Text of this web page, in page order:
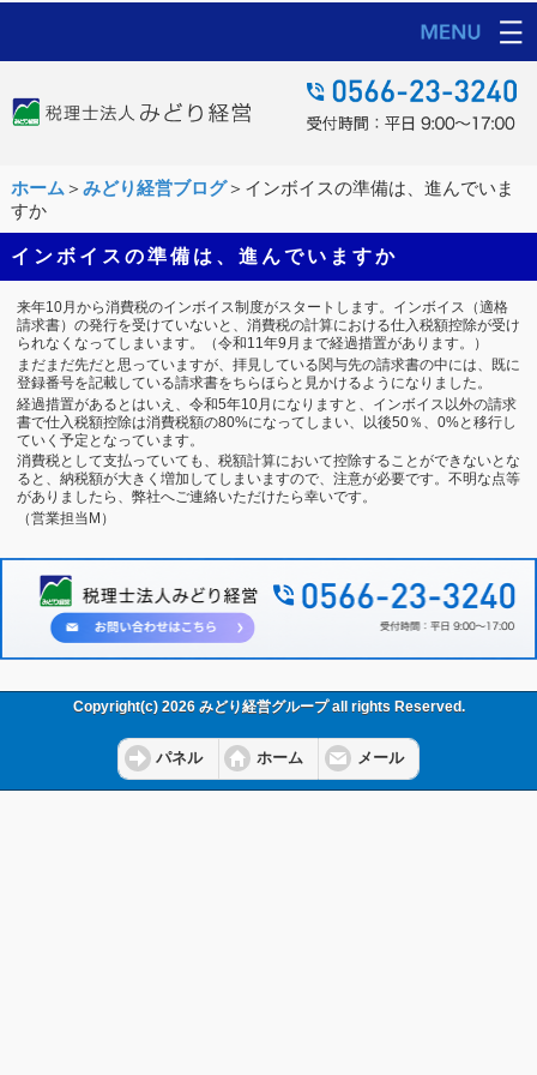
ホーム ＞ みどり経営ブログ＞インボイスの準備は、進んでいま
すか
インボイスの準備は、進んでいますか
来年10月から消費税のインボイス制度がスタートします。インボイス（適格
請求書）の発行を受けていないと、消費税の計算における仕入税額控除が受け
られなくなってしまいます。（令和11年9月まで経過措置があります。）
まだまだ先だと思っていますが、拝見している関与先の請求書の中には、既に
登録番号を記載している請求書をちらほらと見かけるようになりました。
経過措置があるとはいえ、令和5年10月になりますと、インボイス以外の請求
書で仕入税額控除は消費税額の80%になってしまい、以後50％、0%と移行し
ていく予定となっています。
消費税として支払っていても、税額計算において控除することができないとな
ると、納税額が大きく増加してしまいますので、注意が必要です。不明な点等
がありましたら、弊社へご連絡いただけたら幸いです。
（営業担当M）
Copyright(c) 2026 みどり経営グループ all rights Reserved.
パネル ホーム メール